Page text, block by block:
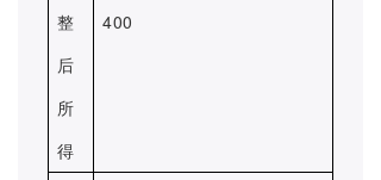
整
后
所
得
400